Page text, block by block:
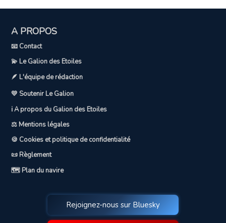
A PROPOS
📧 Contact
💫 Le Galion des Etoiles
🪶 L'équipe de rédaction
💛 Soutenir Le Galion
ℹ️ A propos du Galion des Etoiles
⚖️ Mentions légales
🍪 Cookies et politique de confidentialité
📜 Règlement
🗺️ Plan du navire
Rejoignez-nous sur Bluesky